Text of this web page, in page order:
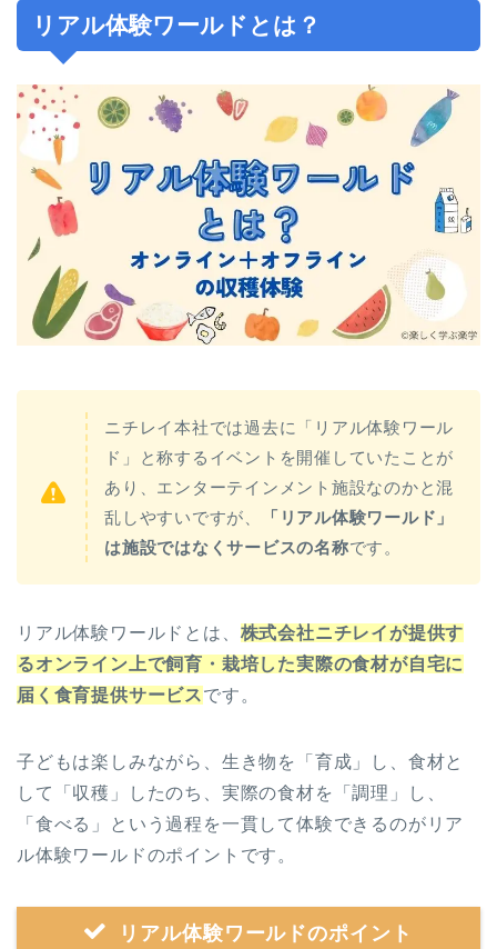
リアル体験ワールドとは？
ニチレイ本社では過去に「リアル体験ワール
ド」と称するイベントを開催していたことが
あり、エンターテインメント施設なのかと混
乱しやすいですが、
「リアル体験ワールド」
は施設ではなくサービスの名称です。
リアル体験ワールドとは、 株式会社ニチレイが提供す
るオンライン上で飼育・栽培した実際の食材が自宅に
届く食育提供サービスです。
子どもは楽しみながら、生き物を「育成」し、食材と
して「収穫」したのち、実際の食材を「調理」し、
「食べる」という過程を一貫して体験できるのがリア
ル体験ワールドのポイントです。
リアル体験ワールドのポイント